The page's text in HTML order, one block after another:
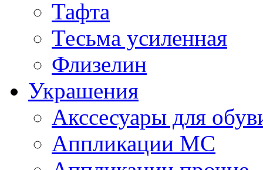
Тафта
Тесьма усиленная
Флизелин
Украшения
Акссесуары для
Аппликации МС